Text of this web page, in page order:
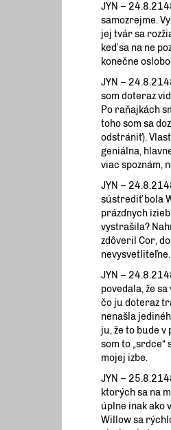
JYN –
samozrejme.
jej tvár sa
keď sa na ne
konečne
JYN –
som doteraz
Po raňajkách
toho som sa
odstrániť).
geniálna,
viac spoznám,
JYN –
sústrediť bola
prázdnych
vystrašila?
zdôveril Cor,
nevysvetliteľne.
JYN –
povedala, že
čo ju doteraz
nenašla
ju, že to bude v
som to
mojej izbe.
JYN –
ktorých sa na
úplne inak ako
Willow sa